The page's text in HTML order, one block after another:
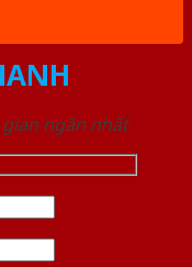
ngắn nhất